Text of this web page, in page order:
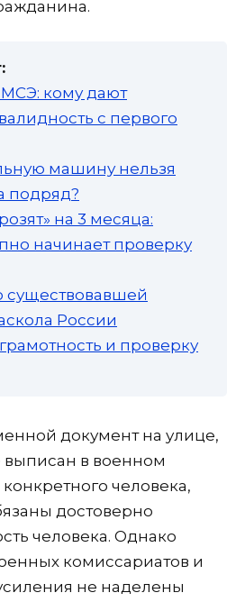
кому дают
с первого
машину нельзя
подряд?
на 3 месяца:
начинает проверку
существовавшей
России
грамотность и проверку
документ на улице,
выписан в военном
человека,
достоверно
человека. Однако
комиссариатов и
не наделены